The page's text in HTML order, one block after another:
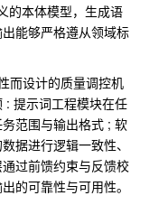
的本体模型，生成语
能够严格遵从领域标
而设计的质量调控机
: 提示词工程模块在任
范围与输出格式 ; 软
据进行逻辑一致性、
过前馈约束与反馈校
的可靠性与可用性。